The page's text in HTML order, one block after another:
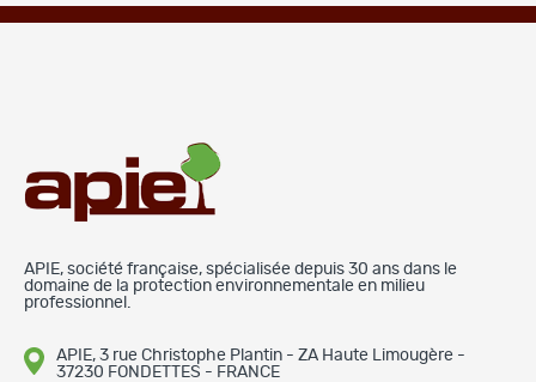
APIE, société française, spécialisée depuis 30 ans dans le
domaine de la protection environnementale en milieu
professionnel.
APIE, 3 rue Christophe Plantin - ZA Haute Limougère -
37230 FONDETTES - FRANCE